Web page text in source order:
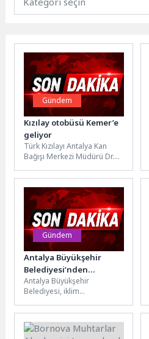
Gündem
Kızılay otobüsü Kemer’e
geliyor
Türk Kızılayı Antalya Kan
Bağışı Merkezi Müdürü Dr.
Belediye Başkanı Necati
Topaloğlu’nu...
Gündem
Antalya Büyükşehir
Belediyesi’nden
kuraklığa karşı
sürdürülebilir peyzaj
Antalya Büyükşehir
Belediyesi, iklim
kuraklık tehlikesine karşı
uygulamaya koyduğu
Kurakçıl Peyzaj Projesi...